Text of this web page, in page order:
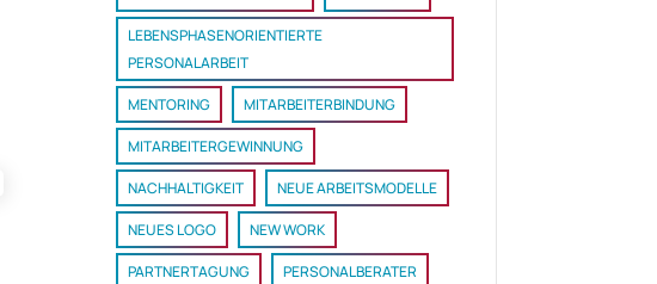
LEBENSPHASENORIENTIERTE
PERSONALARBEIT
MENTORING MITARBEITERBINDUNG
MITARBEITERGEWINNUNG
NACHHALTIGKEIT NEUE ARBEITSMODELLE
NEUES LOGO NEW WORK
PARTNERTAGUNG PERSONALBERATER